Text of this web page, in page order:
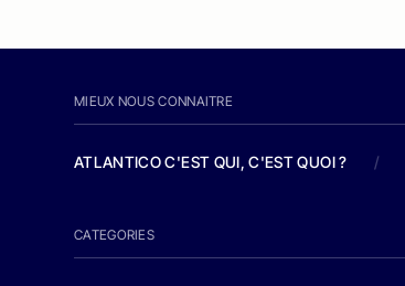
MIEUX NOUS CONNAITRE
ATLANTICO C'EST QUI, C'EST QUOI ? /
CATEGORIES